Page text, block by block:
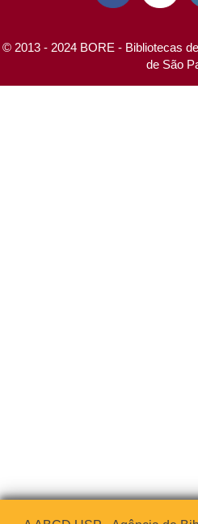
© 2013 - 2024 BORE - Bibliotecas
de São